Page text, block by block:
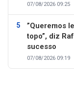
07/08/2026 09:25
”Queremos
topo”, diz
sucesso
07/08/2026 09:19